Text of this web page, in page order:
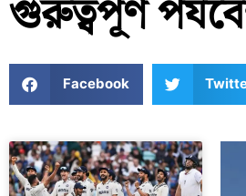
গুরুত্বপূর্ণ
Facebook